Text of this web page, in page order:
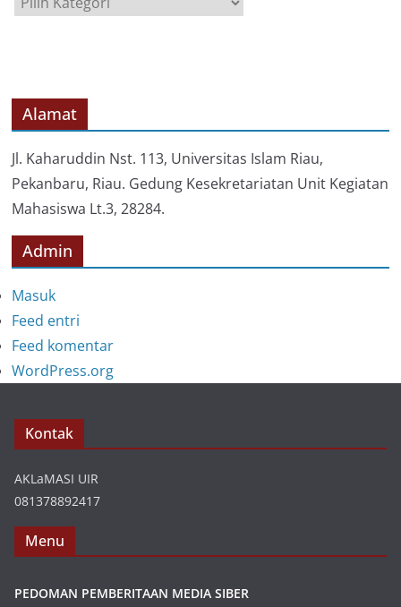
a
r
i
Alamat
Jl. Kaharuddin Nst. 113, Universitas Islam Riau,
Pekanbaru, Riau. Gedung Kesekretariatan Unit Kegiatan
Mahasiswa Lt.3, 28284.
Admin
Masuk
Feed entri
Feed komentar
WordPress.org
Kontak
AKLaMASI UIR
081378892417
Menu
PEDOMAN PEMBERITAAN MEDIA SIBER